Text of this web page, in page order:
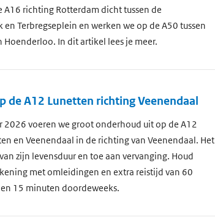
A16 richting Rotterdam dicht tussen de
Terbregseplein en werken we op de A50 tussen
In dit artikel lees je meer.
de A12 Lunetten richting Veenendaal
2026 voeren we groot onderhoud uit op de A12
en Veenendaal in de richting van Veenendaal. Het
zijn levensduur en toe aan vervanging. Houd
met omleidingen en extra reistijd van 60
15 minuten doordeweeks.